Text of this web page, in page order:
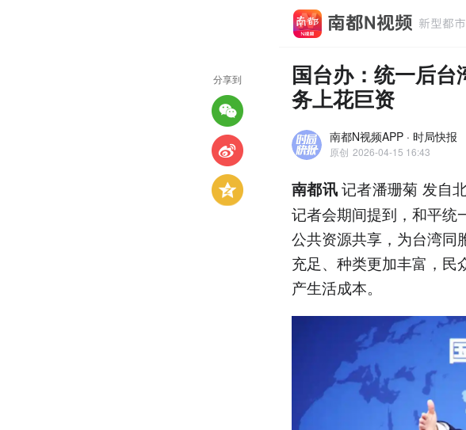
国台办：统一后
务上花巨资
南都N视频APP · 时局快报
原创 2026-04-15 16:43
南都讯记者潘珊菊 发自
记者会期间提到，和平统
公共资源共享，为台湾同
充足、种类更加丰富，民
产生活成本。
分享到